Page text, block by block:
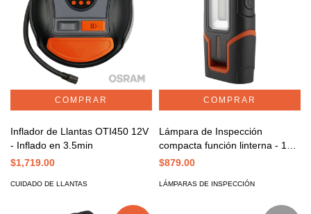
Inflador de Llantas OTI450 12V
- Inflado en 3.5min
$1,719.00
CUIDADO DE LLANTAS
Lámpara de Inspección
compacta función linterna - 11
LEDs
$879.00
LÁMPARAS DE INSPECCIÓN